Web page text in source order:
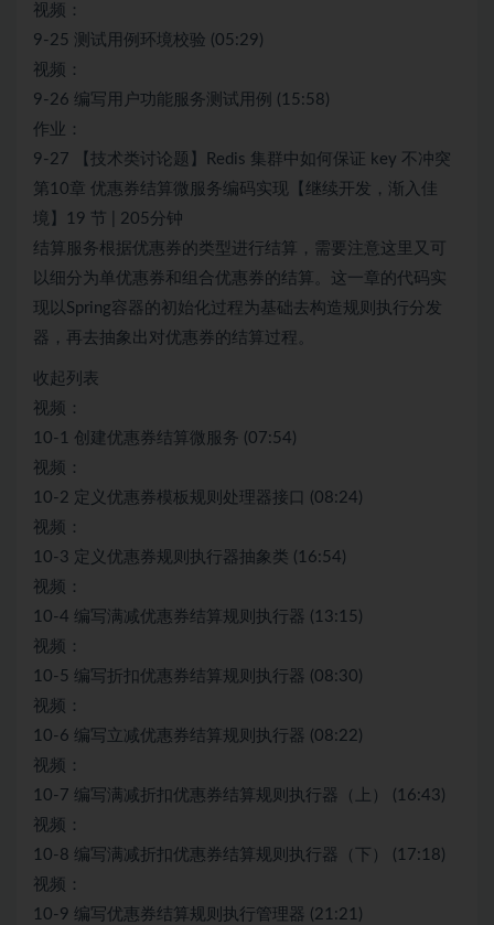
视频：
9-25 测试用例环境校验 (05:29)
视频：
9-26 编写用户功能服务测试用例 (15:58)
作业：
9-27 【技术类讨论题】Redis 集群中如何保证 key 不冲突
第10章 优惠券结算微服务编码实现【继续开发，渐入佳
境】19 节 | 205分钟
结算服务根据优惠券的类型进行结算，需要注意这里又可
以细分为单优惠券和组合优惠券的结算。这一章的代码实
现以Spring容器的初始化过程为基础去构造规则执行分发
器，再去抽象出对优惠券的结算过程。
收起列表
视频：
10-1 创建优惠券结算微服务 (07:54)
视频：
10-2 定义优惠券模板规则处理器接口 (08:24)
视频：
10-3 定义优惠券规则执行器抽象类 (16:54)
视频：
10-4 编写满减优惠券结算规则执行器 (13:15)
视频：
10-5 编写折扣优惠券结算规则执行器 (08:30)
视频：
10-6 编写立减优惠券结算规则执行器 (08:22)
视频：
10-7 编写满减折扣优惠券结算规则执行器（上） (16:43)
视频：
10-8 编写满减折扣优惠券结算规则执行器（下） (17:18)
视频：
10-9 编写优惠券结算规则执行管理器 (21:21)